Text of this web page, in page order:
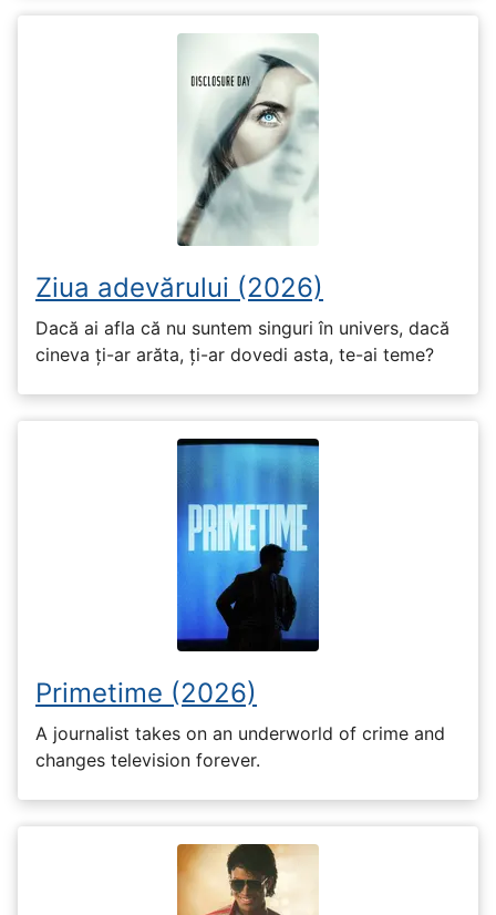
Ziua adevărului (2026)
Dacă ai afla că nu suntem singuri în univers, dacă
cineva ți-ar arăta, ți-ar dovedi asta, te-ai teme?
Primetime (2026)
A journalist takes on an underworld of crime and
changes television forever.